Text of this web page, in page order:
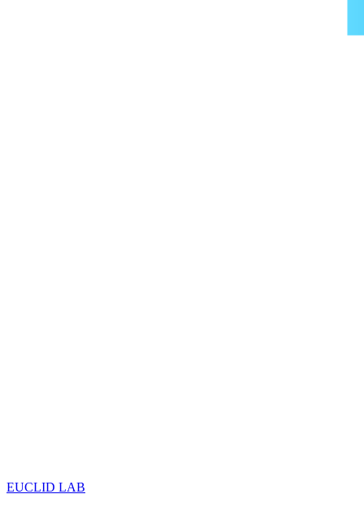
EUCLID LAB